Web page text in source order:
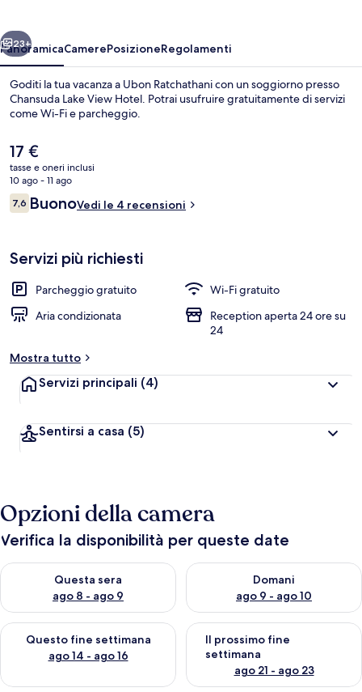
Avanti
23+
PanoramicaCamerePosizioneRegolamenti
Goditi la tua vacanza a Ubon Ratchathani con un soggiorno presso
Chansuda Lake View Hotel. Potrai usufruire gratuitamente di servizi
come Wi-Fi e parcheggio.
Il
prezzo
attuale
è
17 €
17 €
tasse e oneri inclusi
10 ago - 11 ago
Recensioni
7,67,6 su 10
BuonoVedi le 4 recensioni
Servizi più richiesti
Parcheggio gratuito
Wi-Fi gratuito
Aria condizionata
Reception aperta 24 ore su
24
Mostra tutto
Servizi principali (4)
Sentirsi a casa (5)
Opzioni della camera
Verifica la disponibilità per queste date
Questa sera
ago 8 - ago 9
Verifica la disponibilità per questa sera, ago 8 - ago 9
Domani
ago 9 - ago 10
Verifica la disponibilità per
Questo fine settimana
ago 14 - ago 16
Verifica la disponibilità per questo fine settimana, ago 14 -
Il prossimo fine
settimana
ago 21 - ago 23
Verifica la disponibilità per il